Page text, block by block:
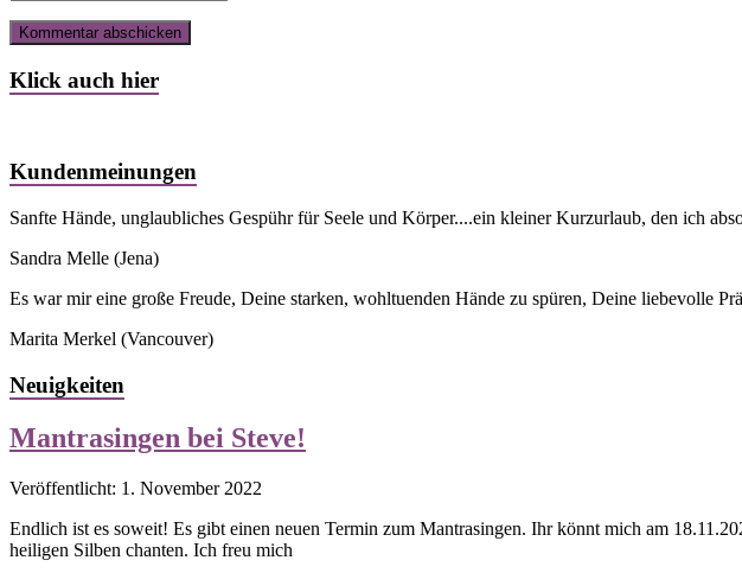
Klick auch hier
Kundenmeinungen
Sanfte Hände, unglaubliches Gespühr für Seele und Körper....ein kleiner Kurzurlaub, den ich
Sandra Melle (Jena)
Es war mir eine große Freude, Deine starken, wohltuenden Hände zu spüren, Deine liebevolle
Marita Merkel (Vancouver)
Neuigkeiten
Mantrasingen bei Steve!
Veröffentlicht: 1. November 2022
Endlich ist es soweit! Es gibt einen neuen Termin zum Mantrasingen. Ihr könnt mich am
heiligen Silben chanten. Ich freu mich